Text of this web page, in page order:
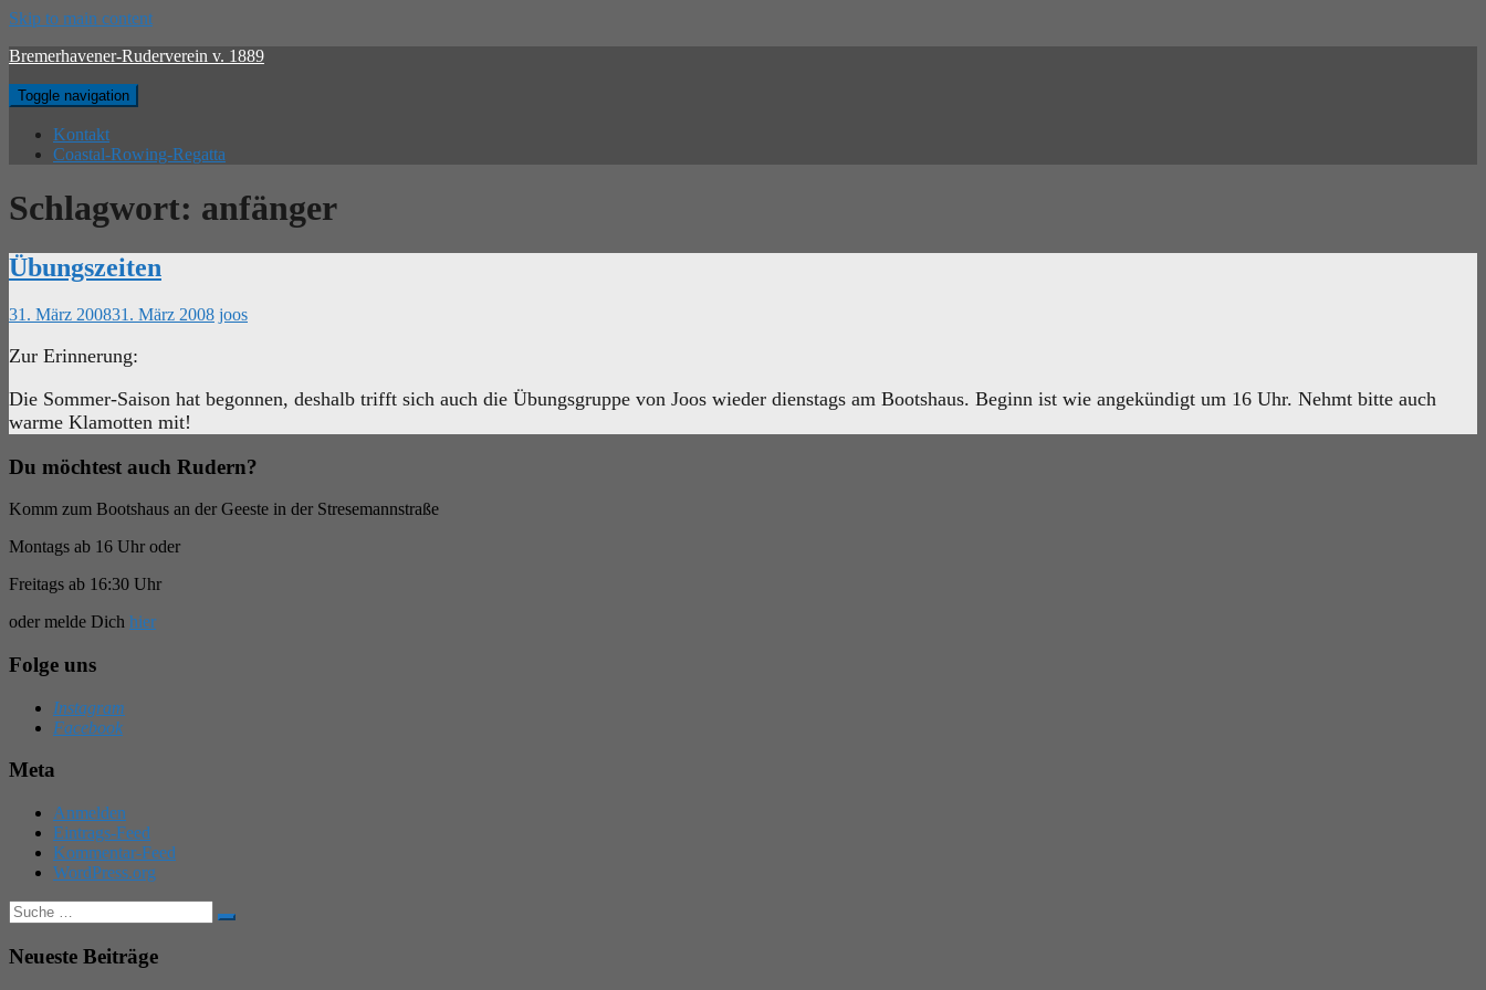
Skip to main content
Bremerhavener-Ruderverein v. 1889
Toggle navigation
Kontakt
Coastal-Rowing-Regatta
Schlagwort: anfänger
Übungszeiten
31. März 200831. März 2008 joos
Zur Erinnerung:
Die Sommer-Saison hat begonnen, deshalb trifft sich auch die Übungsgruppe von Joos wieder dienstags am Bootshaus. Beginn ist wie angekündigt um 16 Uhr. Nehmt bitte auch
warme Klamotten mit!
Du möchtest auch Rudern?
Komm zum Bootshaus an der Geeste in der Stresemannstraße
Montags ab 16 Uhr oder
Freitags ab 16:30 Uhr
oder melde Dich hier
Folge uns
Instagram
Facebook
Meta
Anmelden
Eintrags-Feed
Kommentar-Feed
WordPress.org
Suche
nach:
Neueste Beiträge